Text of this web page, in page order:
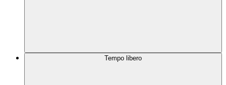
Tempo libero